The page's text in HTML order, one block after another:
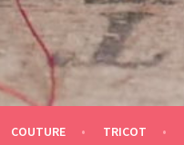
COUTURE TRICOT